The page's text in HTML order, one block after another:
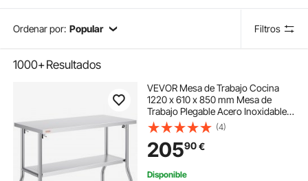
Ordenar por: Popular Filtros
1000+Resultados
VEVOR Mesa de Trabajo Cocina
1220 x 610 x 850 mm Mesa de
Trabajo Plegable Acero Inoxidable
con Estante Extraíble 350 kg Carga
Mesa Acero Inoxidable con Pies
Ajustables para Camping Cocina
Comercial
(4)
20590€
Disponible